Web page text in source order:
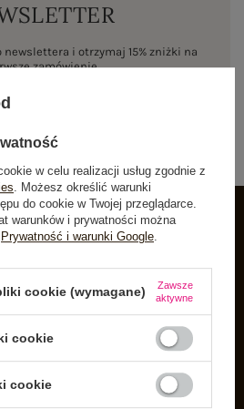
newslettera i otrzymaj 15% zniżki na
zamówienie
w celu realizacji usług zgodnie z
. Możesz określić warunki
do cookie w Twojej przeglądarce.
warunków i prywatności można
Prywatność i warunki Google.
cookie (wymagane)
Zawsze
aktywne
cookie
cookie